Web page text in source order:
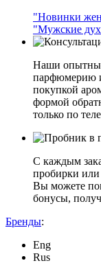
"Новинки
"Мужские
Наши
парфюмерию и
покупкой
формой
только по
С каждым
пробирки или
Вы можете
бонусы,
Бренды:
Eng
Rus